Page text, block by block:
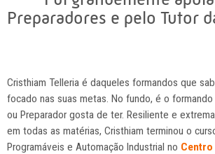
Preparadores e pelo Tutor
Cristhiam Telleria é daqueles formandos que
focado nas suas metas. No fundo, é o
ou Preparador gosta de ter. Resiliente e
em todas as matérias, Cristhiam terminou o
Programáveis e Automação Industrial no